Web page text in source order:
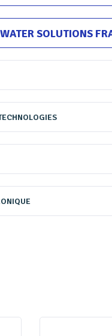
par l'action du
notamment la
les piscines
types de
efficace.
consiste à
les UV pour
les chloramines.
le seuil des 0,6 mg/l de